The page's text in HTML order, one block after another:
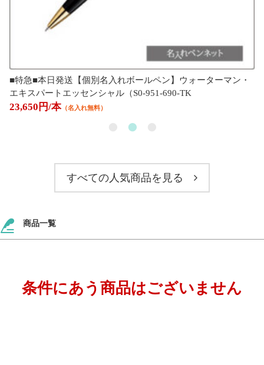
■特急■本日発送【個別名入れボールペン】ウォーターマン・
エキスパートエッセンシャル（S0-951-690-TK
23,650円/本（名入れ無料）
すべての人気商品を見る
商品一覧
条件にあう商品はございません